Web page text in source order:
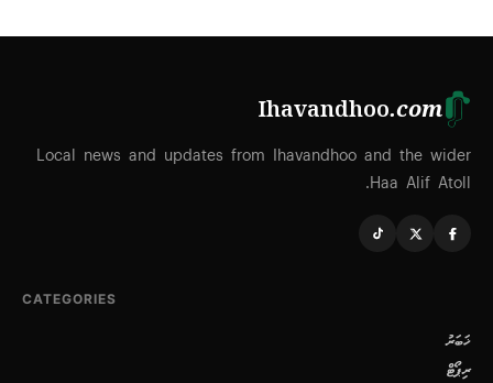
Ihavandhoo.com
Local news and updates from Ihavandhoo and the wider
Haa Alif Atoll.
CATEGORIES
ޚަބަރު
ރިޕޯޓް